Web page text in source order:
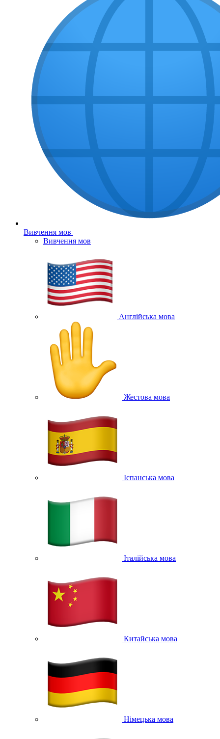
Вивчення мов
Вивчення мов
Англійська мова
Жестова мова
Іспанська мова
Італійська мова
Китайська мова
Німецька мова